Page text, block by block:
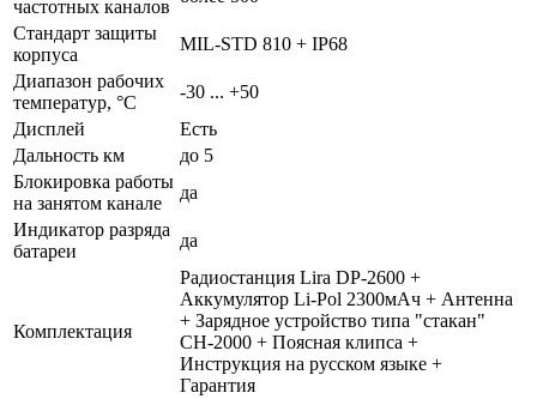
частотных каналов
Стандарт защиты
корпуса
MIL-STD 810 + IP68
Диапазон рабочих
температур, °С
-30 ... +50
Дисплей
Есть
Дальность км
до 5
Блокировка работы
на занятом канале
да
Индикатор разряда
батареи
да
Комплектация
Радиостанция Lira DP-2600 +
Аккумулятор Li-Pol 2300мАч + Антенна
+ Зарядное устройство типа "стакан"
CH-2000 + Поясная клипса +
Инструкция на русском языке +
Гарантия